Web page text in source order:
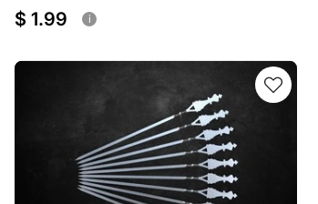
$ 1.99 i